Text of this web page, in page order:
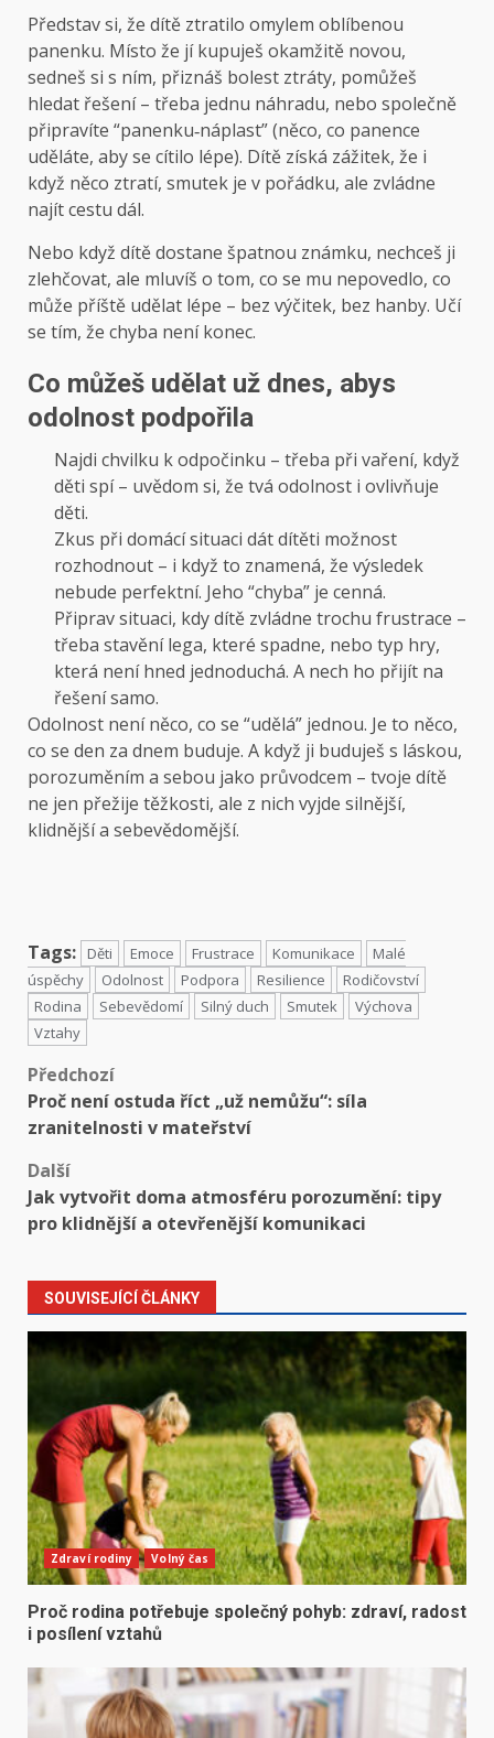
Představ si, že dítě ztratilo omylem oblíbenou
panenku. Místo že jí kupuješ okamžitě novou,
sedneš si s ním, přiznáš bolest ztráty, pomůžeš
hledat řešení – třeba jednu náhradu, nebo společně
připravíte “panenku‑náplast” (něco, co panence
uděláte, aby se cítilo lépe). Dítě získá zážitek, že i
když něco ztratí, smutek je v pořádku, ale zvládne
najít cestu dál.
Nebo když dítě dostane špatnou známku, nechceš ji
zlehčovat, ale mluvíš o tom, co se mu nepovedlo, co
může příště udělat lépe – bez výčitek, bez hanby. Učí
se tím, že chyba není konec.
Co můžeš udělat už dnes, abys
odolnost podpořila
Najdi chvilku k odpočinku – třeba při vaření, když
děti spí – uvědom si, že tvá odolnost i ovlivňuje
děti.
Zkus při domácí situaci dát dítěti možnost
rozhodnout – i když to znamená, že výsledek
nebude perfektní. Jeho “chyba” je cenná.
Připrav situaci, kdy dítě zvládne trochu frustrace –
třeba stavění lega, které spadne, nebo typ hry,
která není hned jednoduchá. A nech ho přijít na
řešení samo.
Odolnost není něco, co se “udělá” jednou. Je to něco,
co se den za dnem buduje. A když ji buduješ s láskou,
porozuměním a sebou jako průvodcem – tvoje dítě
ne jen přežije těžkosti, ale z nich vyjde silnější,
klidnější a sebevědomější.
Tags: Děti Emoce Frustrace Komunikace
Malé
úspěchy
Odolnost Podpora Resilience
Rodičovství
Rodina
Sebevědomí Silný duch Smutek
Výchova
Vztahy
Předchozí
Proč není ostuda říct „už nemůžu“: síla
zranitelnosti v mateřství
Další
Jak vytvořit doma atmosféru porozumění: tipy
pro klidnější a otevřenější komunikaci
SOUVISEJÍCÍ ČLÁNKY
Zdraví rodiny Volný čas
Proč rodina potřebuje společný pohyb: zdraví, radost
i posílení vztahů